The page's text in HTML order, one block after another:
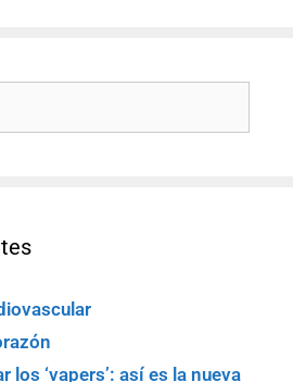
los ‘vapers’: así es la nueva